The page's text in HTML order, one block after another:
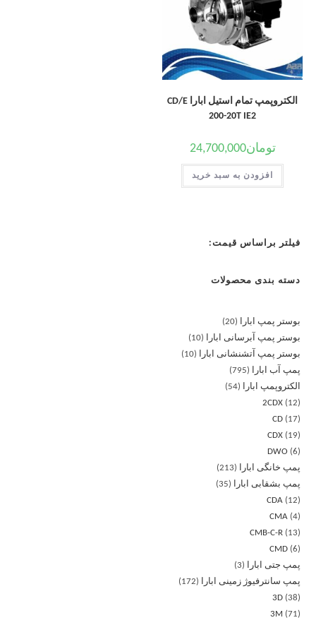
الکتروپمپ تمام استیل ابارا CD/E
200-20T IE2
تومان24,700,000
افزودن به سبد خرید
فیلتر براساس قیمت:
دسته بندی محصولات
بوستر پمپ ابارا
20
بوستر پمپ آبرسانی ابارا
10
بوستر پمپ آتشنشانی ابارا
10
پمپ آب ابارا
795
الکتروپمپ ابارا
54
2CDX
12
CD
17
CDX
19
DWO
6
پمپ خانگی ابارا
213
پمپ بشقابی ابارا
35
CDA
12
CMA 4
CMB-C-R
13
CMD 6
پمپ جتی ابارا
3
پمپ سانترفیوژ زمینی ابارا
172
3D 38
3M
71